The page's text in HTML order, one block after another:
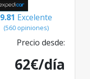
9.81 Excelente
(560 opiniones)
Precio desde:
62€/día